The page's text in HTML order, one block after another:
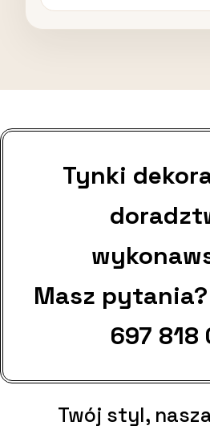
Tynki
Masz
697 818
Twój styl,